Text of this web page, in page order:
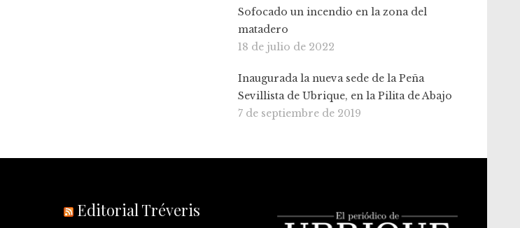
Sofocado un incendio en la zona del
matadero
18 de julio de 2022
Inaugurada la nueva sede de la Peña
Sevillista de Ubrique, en la Pilita de Abajo
7 de septiembre de 2019
Editorial Tréveris